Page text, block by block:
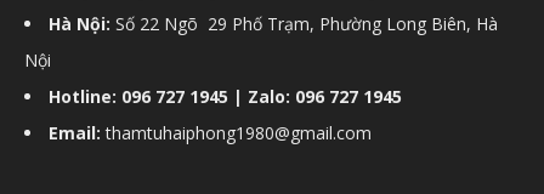
Hà Nội: Số 22 Ngõ 29 Phố Trạm, Phường Long Biên, Hà
Nội
Hotline: 096 727 1945 | Zalo: 096 727 1945
Email: thamtuhaiphong1980@gmail.com